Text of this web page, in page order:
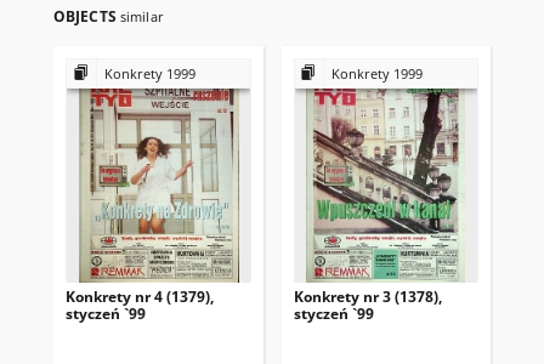
OBJECTS similar
Konkrety 1999
Konkrety nr 4 (1379),
styczeń `99
Konkrety 1999
Konkrety nr 3 (1378),
styczeń `99